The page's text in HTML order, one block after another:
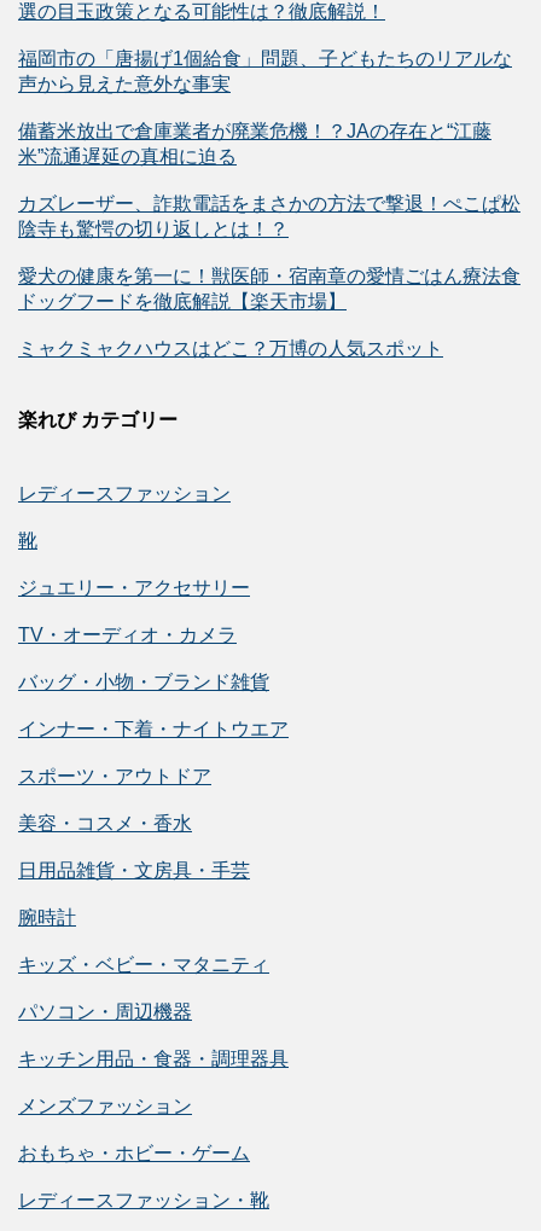
選の目玉政策となる可能性は？徹底解説！
福岡市の「唐揚げ1個給食」問題、子どもたちのリアルな
声から見えた意外な事実
備蓄米放出で倉庫業者が廃業危機！？JAの存在と“江藤
米”流通遅延の真相に迫る
カズレーザー、詐欺電話をまさかの方法で撃退！ぺこぱ松
陰寺も驚愕の切り返しとは！？
愛犬の健康を第一に！獣医師・宿南章の愛情ごはん療法食
ドッグフードを徹底解説【楽天市場】
ミャクミャクハウスはどこ？万博の人気スポット
楽れび カテゴリー
レディースファッション
靴
ジュエリー・アクセサリー
TV・オーディオ・カメラ
バッグ・小物・ブランド雑貨
インナー・下着・ナイトウエア
スポーツ・アウトドア
美容・コスメ・香水
日用品雑貨・文房具・手芸
腕時計
キッズ・ベビー・マタニティ
パソコン・周辺機器
キッチン用品・食器・調理器具
メンズファッション
おもちゃ・ホビー・ゲーム
レディースファッション・靴